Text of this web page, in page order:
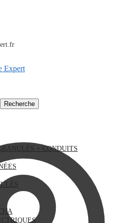
Recherche
Recherche
+ CONDUITS